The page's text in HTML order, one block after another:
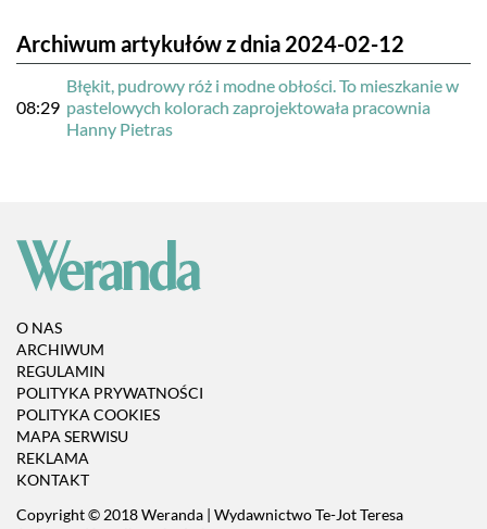
Archiwum artykułów z dnia 2024-02-12
08:29
Błękit, pudrowy róż i modne obłości. To mieszkanie w
pastelowych kolorach zaprojektowała pracownia
Hanny Pietras
O NAS
ARCHIWUM
REGULAMIN
POLITYKA PRYWATNOŚCI
POLITYKA COOKIES
MAPA SERWISU
REKLAMA
KONTAKT
Copyright © 2018 Weranda | Wydawnictwo Te-Jot Teresa